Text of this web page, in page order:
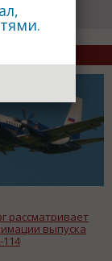
рассматривает
выпуска